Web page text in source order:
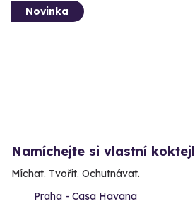
Novinka
Namíchejte si vlastní koktejl
Míchat. Tvořit. Ochutnávat.
Praha - Casa Havana